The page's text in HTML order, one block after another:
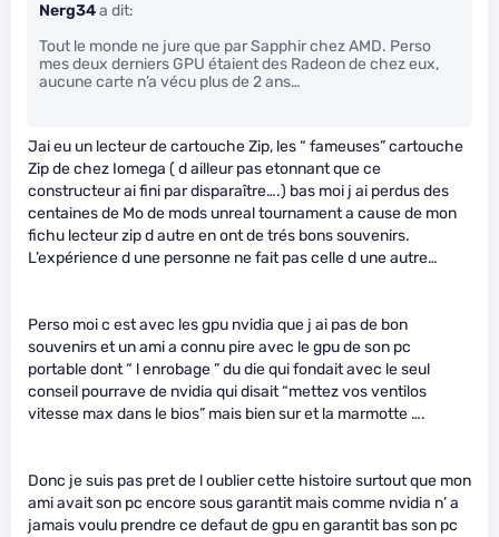
Nerg34a dit:
Tout le monde ne jure que par Sapphir chez AMD. Perso
mes deux derniers GPU étaient des Radeon de chez eux,
aucune carte n’a vécu plus de 2 ans…
Jai eu un lecteur de cartouche Zip, les “ fameuses” cartouche
Zip de chez Iomega ( d ailleur pas etonnant que ce
constructeur ai fini par disparaître….) bas moi j ai perdus des
centaines de Mo de mods unreal tournament a cause de mon
fichu lecteur zip d autre en ont de trés bons souvenirs.
L’expérience d une personne ne fait pas celle d une autre…
Perso moi c est avec les gpu nvidia que j ai pas de bon
souvenirs et un ami a connu pire avec le gpu de son pc
portable dont “ l enrobage ” du die qui fondait avec le seul
conseil pourrave de nvidia qui disait “mettez vos ventilos
vitesse max dans le bios” mais bien sur et la marmotte ….
Donc je suis pas pret de l oublier cette histoire surtout que mon
ami avait son pc encore sous garantit mais comme nvidia n’ a
jamais voulu prendre ce defaut de gpu en garantit bas son pc